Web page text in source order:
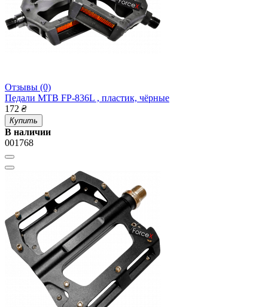
Отзывы (0)
Педали MTB FP-836L , пластик, чёрные
172 ₴
Купить
В наличии
001768